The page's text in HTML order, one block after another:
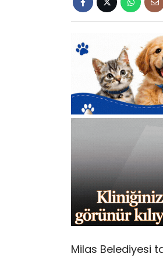
Milas Belediyesi